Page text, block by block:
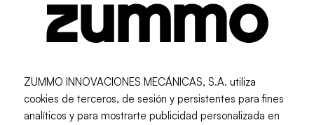
Supermercados Delivery
ZUMMO INNOVACIONES MECÁNICAS, S.A. utiliza
cookies de terceros, de sesión y persistentes para fines
analíticos y para mostrarte publicidad personalizada en